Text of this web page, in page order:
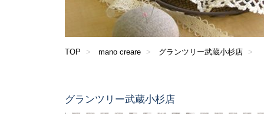
TOP mano creare グランツリー武蔵小杉店
グランツリー武蔵小杉店